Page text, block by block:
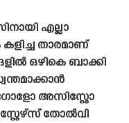
എല്ലാ
താരമാണ്
ഒഴികെ ബാക്കി
അസിസ്റ്റോ
തോൽവി